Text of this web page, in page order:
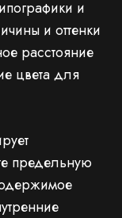
и
и оттенки
расстояние
цвета для
предельную